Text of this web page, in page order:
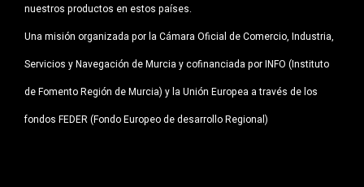
nuestros productos en estos países.
Una misión organizada por la Cámara Oficial de Comercio, Industria,
Servicios y Navegación de Murcia y cofinanciada por INFO (Instituto
de Fomento Región de Murcia) y la Unión Europea a través de los
fondos FEDER (Fondo Europeo de desarrollo Regional)